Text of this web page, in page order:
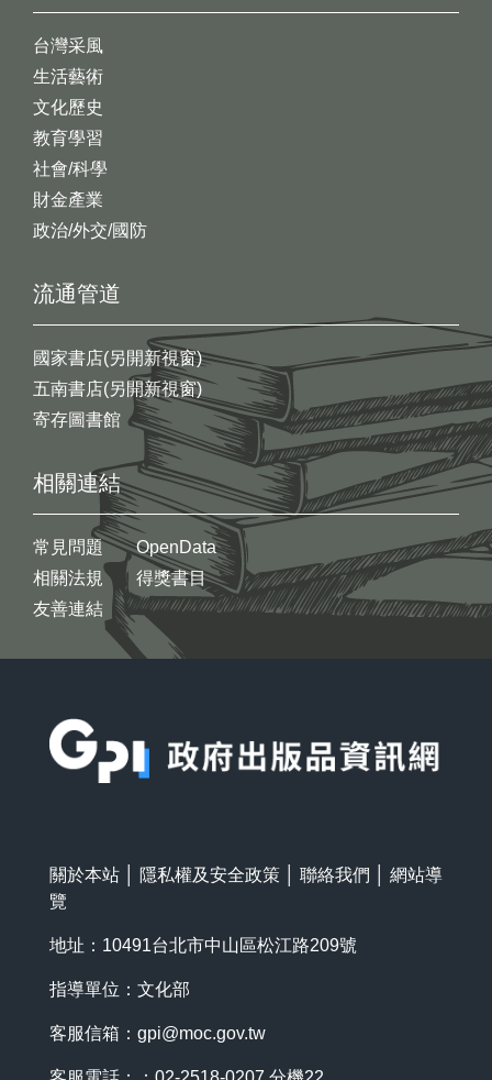
台灣采風
生活藝術
文化歷史
教育學習
社會/科學
財金產業
政治/外交/國防
流通管道
國家書店(另開新視窗)
五南書店(另開新視窗)
寄存圖書館
相關連結
常見問題
相關法規
友善連結
OpenData
得獎書目
關於本站 隱私權及安全政策 聯絡我們
網站導
覽
地址：10491台北市中山區松江路209號
指導單位：文化部
客服信箱： gpi@moc.gov.tw